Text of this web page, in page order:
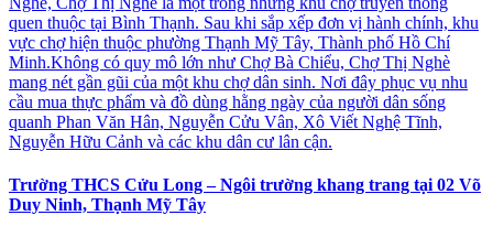
quen thuộc tại Bình Thạnh. Sau khi sắp xếp đơn vị hành chính, khu
vực chợ hiện thuộc phường Thạnh Mỹ Tây, Thành phố Hồ Chí
Minh.Không có quy mô lớn như Chợ Bà Chiểu, Chợ Thị Nghè
mang nét gần gũi của một khu chợ dân sinh. Nơi đây phục vụ nhu
cầu mua thực phẩm và đồ dùng hằng ngày của người dân sống
quanh Phan Văn Hân, Nguyễn Cửu Vân, Xô Viết Nghệ Tĩnh,
Nguyễn Hữu Cảnh và các khu dân cư lân cận.
Trường THCS Cửu Long – Ngôi trường khang trang tại 02 Võ
Duy Ninh, Thạnh Mỹ Tây